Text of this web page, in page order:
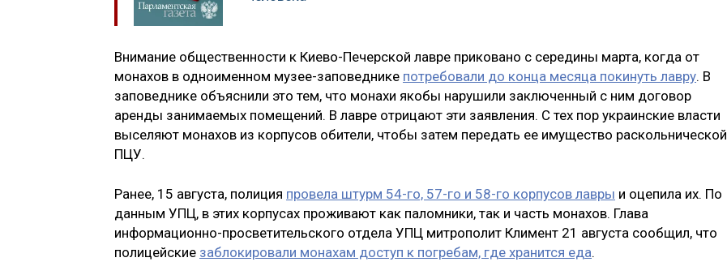
Внимание общественности к Киево-Печерской лавре приковано с середины марта, когда от
монахов в одноименном музее-заповеднике потребовали до конца месяца покинуть лавру. В
заповеднике объяснили это тем, что монахи якобы нарушили заключенный с ним договор
аренды занимаемых помещений. В лавре отрицают эти заявления. С тех пор украинские власти
выселяют монахов из корпусов обители, чтобы затем передать ее имущество раскольнической
ПЦУ.
Ранее, 15 августа, полиция провела штурм 54-го, 57-го и 58-го корпусов лавры и оцепила их. По
данным УПЦ, в этих корпусах проживают как паломники, так и часть монахов. Глава
информационно-просветительского отдела УПЦ митрополит Климент 21 августа сообщил, что
полицейские заблокировали монахам доступ к погребам, где хранится еда.